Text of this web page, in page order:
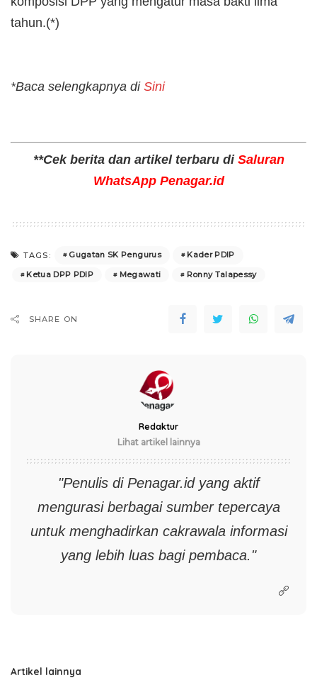
tahun.(*)
*Baca selengkapnya di Sini
**Cek berita dan artikel terbaru di Saluran
WhatsApp Penagar.id
TAGS: Gugatan SK Pengurus
Kader PDIP
Ketua DPP PDIP
Megawati Ronny Talapessy
SHARE ON
Redaktur
Lihat artikel lainnya
"Penulis di Penagar.idyang aktif
mengurasi berbagai sumber tepercaya
untuk menghadirkan cakrawala informasi
yang lebih luas bagi pembaca."
Artikel lainnya